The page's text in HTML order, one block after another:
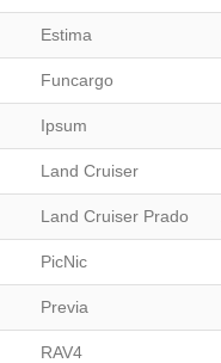
Estima
Funcargo
Ipsum
Land Cruiser
Land Cruiser Prado
PicNic
Previa
RAV4